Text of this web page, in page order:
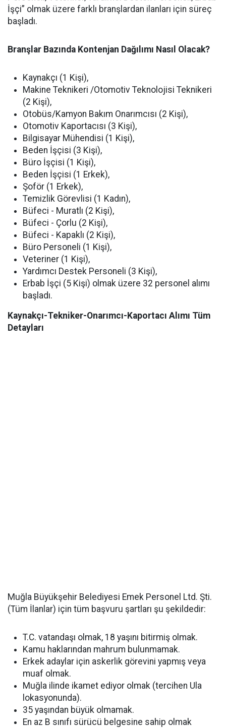
İşçi” olmak üzere farklı branşlardan ilanları için süreç
başladı.
Branşlar Bazında Kontenjan Dağılımı Nasıl Olacak?
Kaynakçı (1 Kişi),
Makine Teknikeri /Otomotiv Teknolojisi Teknikeri
(2 Kişi),
Otobüs/Kamyon Bakım Onarımcısı (2 Kişi),
Otomotiv Kaportacısı (3 Kişi),
Bilgisayar Mühendisi (1 Kişi),
Beden İşçisi (3 Kişi),
Büro İşçisi (1 Kişi),
Beden İşçisi (1 Erkek),
Şoför (1 Erkek),
Temizlik Görevlisi (1 Kadın),
Büfeci - Muratlı (2 Kişi),
Büfeci - Çorlu (2 Kişi),
Büfeci - Kapaklı (2 Kişi),
Büro Personeli (1 Kişi),
Veteriner (1 Kişi),
Yardımcı Destek Personeli (3 Kişi),
Erbab İşçi (5 Kişi) olmak üzere 32 personel alımı
başladı.
Kaynakçı-Tekniker-Onarımcı-Kaportacı Alımı Tüm
Detayları
Muğla Büyükşehir Belediyesi Emek Personel Ltd. Şti.
(Tüm İlanlar) için tüm başvuru şartları şu şekildedir:
T.C. vatandaşı olmak, 18 yaşını bitirmiş olmak.
Kamu haklarından mahrum bulunmamak.
Erkek adaylar için askerlik görevini yapmış veya
muaf olmak.
Muğla ilinde ikamet ediyor olmak (tercihen Ula
lokasyonunda).
35 yaşından büyük olmamak.
En az B sınıfı sürücü belgesine sahip olmak